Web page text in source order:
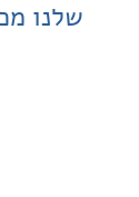
מכל הזמנים